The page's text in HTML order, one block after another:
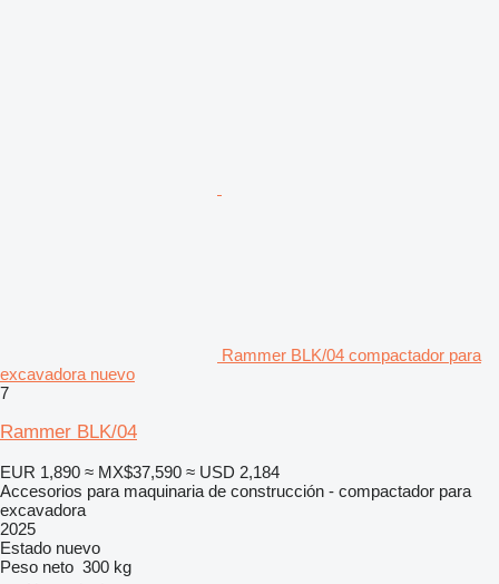
Rammer BLK/04 compactador para
excavadora nuevo
7
Rammer BLK/04
EUR 1,890 ≈ MX$37,590 ≈ USD 2,184
Accesorios para maquinaria de construcción - compactador para
excavadora
2025
Estado nuevo
Peso neto 300 kg